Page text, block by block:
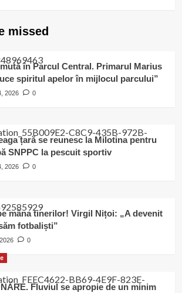
missed
în Parcul Central. Primarul Marius
spiritul apelor în mijlocul parcului”
2026 0
țară se reunesc la Milotina pentru
SNPPC la pescuit sportiv
2026 0
mâna tinerilor! Virgil Nițoi: „A devenit
fotbaliști”
0
Fluviul se apropie de un minim